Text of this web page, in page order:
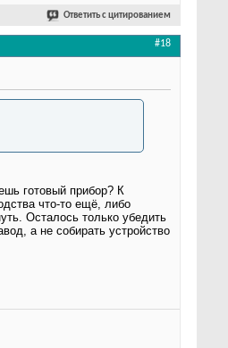
Ответить с цитированием
#18
готовый прибор? К
что‑то ещё, либо
Осталось только убедить
а не собирать устройство